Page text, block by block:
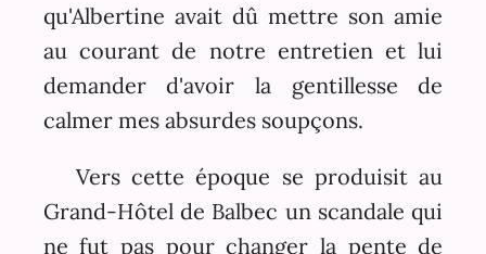
qu'Albertine avait dû mettre son amie
au courant de notre entretien et lui
demander d'avoir la gentillesse de
calmer mes absurdes soupçons.
Vers cette époque se produisit au
Grand-Hôtel de Balbec un scandale qui
ne fut pas pour changer la pente de